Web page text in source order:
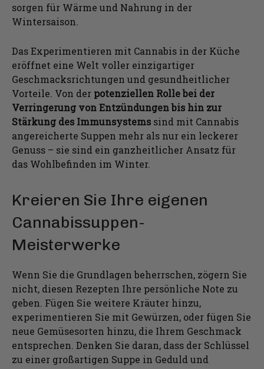
sorgen für Wärme und Nahrung in der
Wintersaison.
Das Experimentieren mit Cannabis in der Küche
eröffnet eine Welt voller einzigartiger
Geschmacksrichtungen und gesundheitlicher
Vorteile. Von der potenziellen Rolle bei der
Verringerung von Entzündungen bis hin zur
Stärkung des Immunsystems sind mit Cannabis
angereicherte Suppen mehr als nur ein leckerer
Genuss – sie sind ein ganzheitlicher Ansatz für
das Wohlbefinden im Winter.
Kreieren Sie Ihre eigenen
Cannabissuppen-
Meisterwerke
Wenn Sie die Grundlagen beherrschen, zögern Sie
nicht, diesen Rezepten Ihre persönliche Note zu
geben. Fügen Sie weitere Kräuter hinzu,
experimentieren Sie mit Gewürzen, oder fügen Sie
neue Gemüsesorten hinzu, die Ihrem Geschmack
entsprechen. Denken Sie daran, dass der Schlüssel
zu einer großartigen Suppe in Geduld und